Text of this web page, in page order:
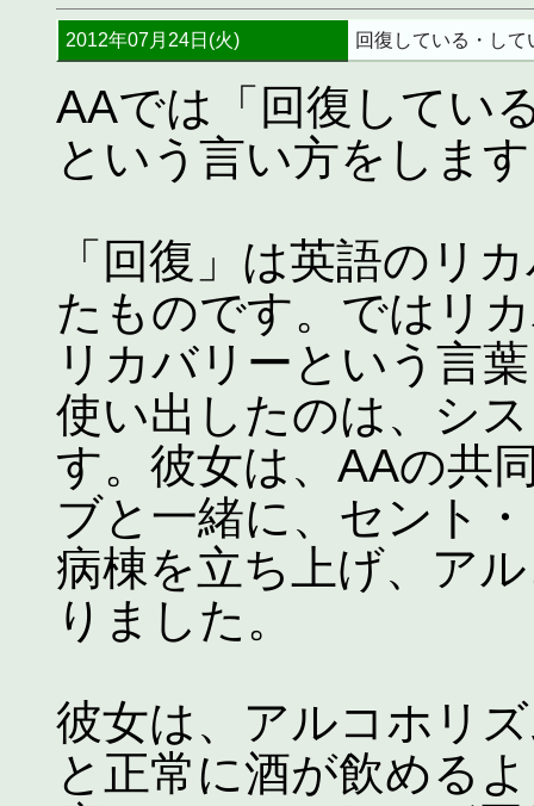
2012年07月24日(火) 回復している・して
AAでは「回復してい
という言い方をしま
「回復」は英語のリ
たものです。ではリ
リカバリーという言
使い出したのは、シ
す。彼女は、AAの共
ブと一緒に、セント
病棟を立ち上げ、ア
りました。
彼女は、アルコホリ
と正常に酒が飲める